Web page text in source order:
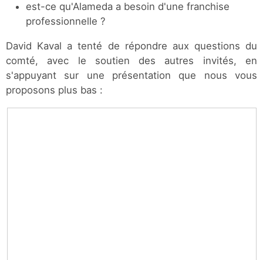
est-ce qu'Alameda a besoin d'une franchise
professionnelle ?
David Kaval a tenté de répondre aux questions du
comté, avec le soutien des autres invités, en
s'appuyant sur une présentation que nous vous
proposons plus bas :